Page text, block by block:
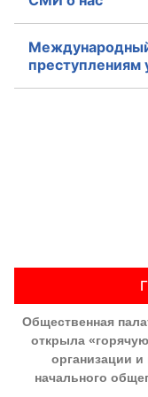
преступлениям
Общественная
открыла
организации и
начального